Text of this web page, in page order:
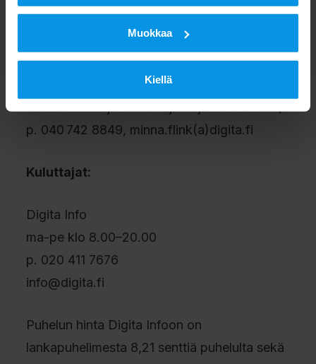
Muokkaa
Kiellä
Median yhteydenotot:
p. 040 742 8849, minna.flink(a)digita.fi
Kuluttajat:
Digita Info
ma-pe klo 8.00–20.00
p. 020 411 7676
info@digita.fi
Puhelun hinta Digita Infoon on
lankapuhelimesta 8,21 senttiä puhelulta sekä